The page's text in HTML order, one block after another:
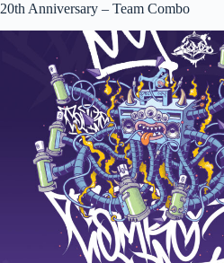
20th Anniversary – Team Combo